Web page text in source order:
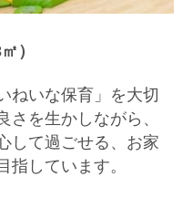
）
ねいな保育」を大切
さを生かしながら、
して過ごせる、お家
指しています。